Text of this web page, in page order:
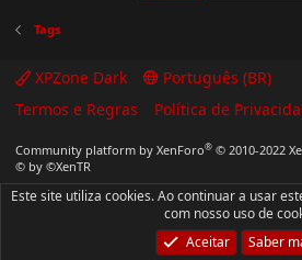
Tags
XPZone Dark
Português (BR)
Termos e Regras
Política de
Community platform by XenForo® © 2010-2022
© by ©XenTR
Este site utiliza cookies. Ao continuar a usar
com nosso uso de
Aceitar
Saber